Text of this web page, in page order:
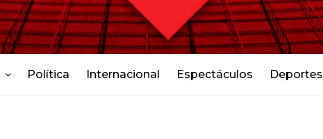
Política Internacional Espectáculos Deportes